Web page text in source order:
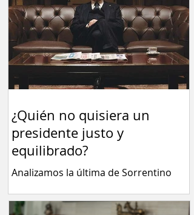
debemos soslayar. Por Fernando
Barraza Mientras los súper millonarios
del mundo cenan con sus empleados,
también millonarios, y hablan de la
llegada del anticristo y del comienzo de
una nueva guerra santa, para la que
¿Quién no quisiera un
presidente justo y
equilibrado?
Analizamos la última de Sorrentino